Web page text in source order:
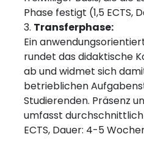
Phase festigt (1,5 ECTS,
Transferphase:
Ein
rundet das didaktische
ab und widmet sich
betrieblichen
Studierenden. Präsenz
umfasst
ECTS, Dauer: 4-5